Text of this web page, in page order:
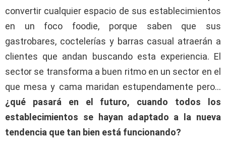
convertir cualquier espacio de sus establecimientos
en un foco foodie, porque saben que sus
gastrobares, coctelerías y barras casual atraerán a
clientes que andan buscando esta experiencia. El
sector se transforma a buen ritmo en un sector en el
que mesa y cama maridan estupendamente pero…
¿qué pasará en el futuro, cuando todos los
establecimientos se hayan adaptado a la nueva
tendencia que tan bien está funcionando?